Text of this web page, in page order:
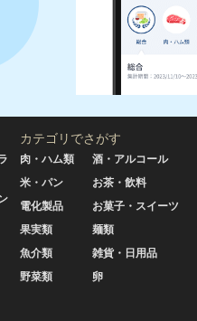
カテゴリでさがす
肉・ハム類
米・パン
電化製品
果実類
魚介類
野菜類
酒・アルコール
お茶・飲料
お菓子・スイーツ
麺類
雑貨・日用品
卵